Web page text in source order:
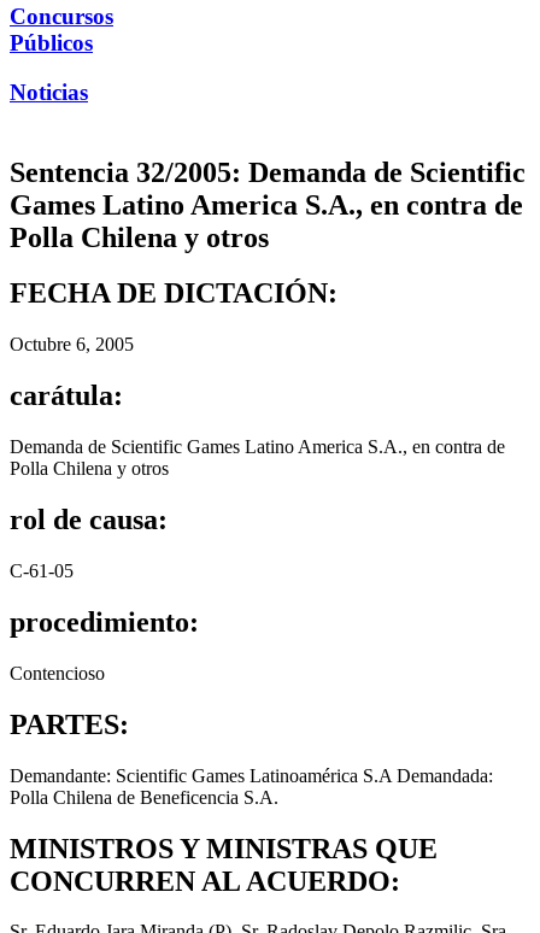
Concursos
Públicos
Noticias
Sentencia 32/2005: Demanda de Scientific
Games Latino America S.A., en contra de
Polla Chilena y otros
FECHA DE DICTACIÓN:
Octubre 6, 2005
carátula:
Demanda de Scientific Games Latino America S.A., en contra de
Polla Chilena y otros
rol de causa:
C-61-05
procedimiento:
Contencioso
PARTES:
Demandante: Scientific Games Latinoamérica S.A Demandada:
Polla Chilena de Beneficencia S.A.
MINISTROS Y MINISTRAS QUE
CONCURREN AL ACUERDO: